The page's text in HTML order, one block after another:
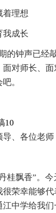
着理想
我成长
的钟声已经
面对师长、
。
10
、各位老师
桂飘香”。
荣幸能够代
江中学给我